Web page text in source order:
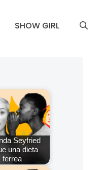
SHOW GIRL
Seyfried
una dieta
ferrea